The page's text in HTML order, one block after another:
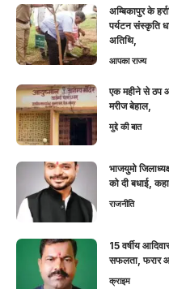
अम्बिकापुर के
पर्यटन संस्कृति
अतिथि,
आपका राज्य
एक महीने से ठप
मरीज बेहाल,
मुद्दे की बात
भाजयुमो
को दी बधाई,
राजनीति
15 वर्षीय
सफलता, फरार
क्राइम